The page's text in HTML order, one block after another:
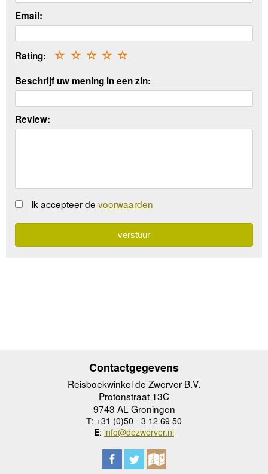
Email:
Rating: ☆
☆
☆
☆
☆
Beschrijf uw mening in een zin:
Review:
Ik accepteer de voorwaarden
Contactgegevens
Reisboekwinkel de Zwerver B.V.
Protonstraat 13C
9743 AL Groningen
T: +31 (0)50 - 3 12 69 50
E: info@dezwerver.nl